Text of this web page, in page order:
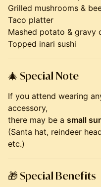
Grilled mushrooms &
Taco platter
Mashed potato & gravy
Topped inari sushi
🎄 Special Note
If you attend wearing
accessory,
there may be a small
(Santa hat, reindeer
etc.)
🎁 Special Benefits